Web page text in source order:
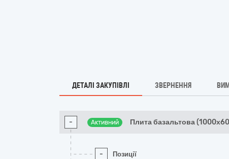
ДЕТАЛІ ЗАКУПІВЛІ ЗВЕРНЕННЯ
- Активний Плита базальтова
- Позиції